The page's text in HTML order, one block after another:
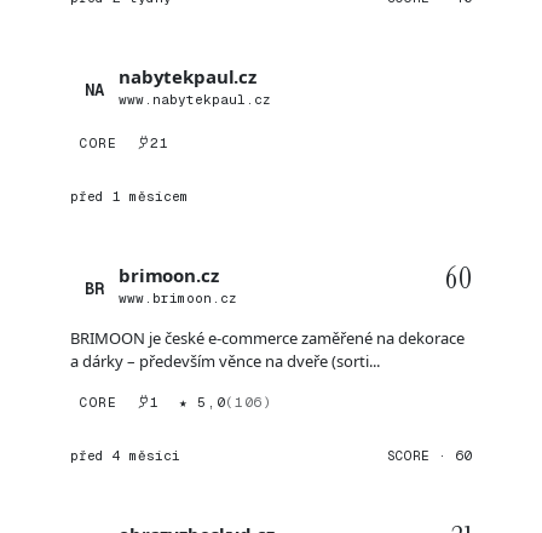
NA
nabytekpaul.cz
www.nabytekpaul.cz
CORE 21
před 1 měsícem
BR
brimoon.cz
www.brimoon.cz
60
BRIMOON je české e-commerce zaměřené na dekorace
a dárky – především věnce na dveře (sorti...
CORE 1 ★ 5,0(106)
před 4 měsíci SCORE · 60